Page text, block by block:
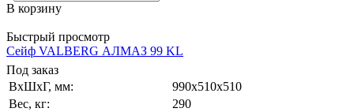
В корзину
Быстрый просмотр
Сейф VALBERG АЛМАЗ 99 KL
Под заказ
ВxШxГ, мм:
990x510x510
Вес, кг:
290